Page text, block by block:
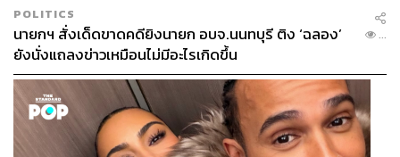
POLITICS
นายกฯ สั่งเด็ดขาดคดียิงนายก อบจ.นนทบุรี ติง ‘ฉลอง’
ยังนั่งแถลงข่าวเหมือนไม่มีอะไรเกิดขึ้น
...